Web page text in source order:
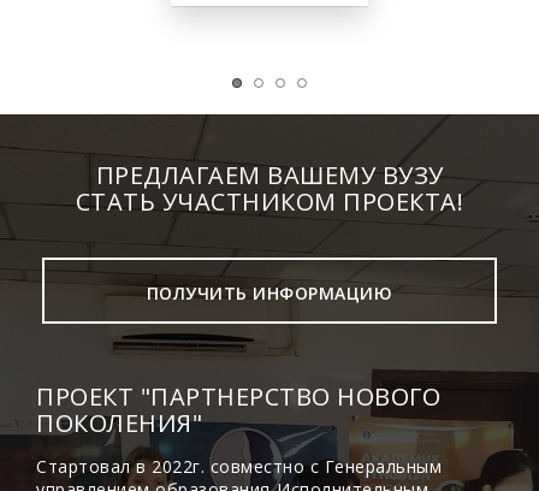
ПРЕДЛАГАЕМ ВАШЕМУ ВУЗУ
СТАТЬ УЧАСТНИКОМ ПРОЕКТА!
ПОЛУЧИТЬ ИНФОРМАЦИЮ
ПРОЕКТ "ПАРТНЕРСТВО НОВОГО
ПОКОЛЕНИЯ"
Стартовал в 2022г. совместно с Генеральным